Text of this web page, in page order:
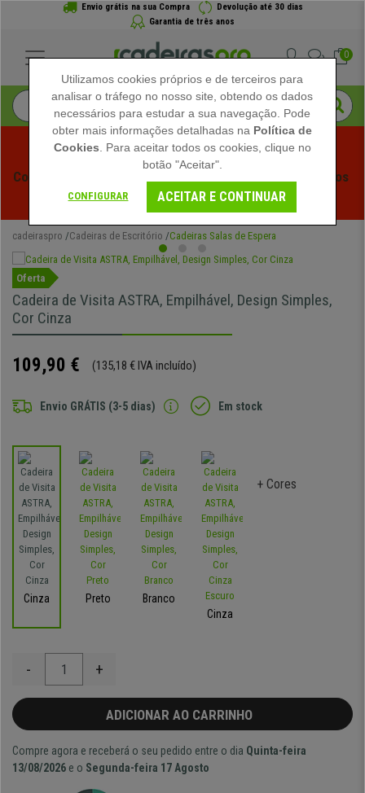
Envio grátis na sua Compra
Devolução até 30 dias
Garantia de três anos
0
Começam os Saldos de Verão em Cadeiraspro! Descontos
Exclusivos por Tempo Limitado - Ver Promoção
cadeiraspro Cadeiras de Escritório Cadeiras Salas de Espera
Oferta
Cadeira de Visita ASTRA, Empilhável, Design Simples,
Cor Cinza
109,90 € (135,18 € IVA incluído)
Envio GRÁTIS (3-5 dias) Em stock
Cinza Preto
Branco
Cinza
+ Cores
- +
ADICIONAR AO CARRINHO
Compre agora e receberá o seu pedido entre o dia Quinta-feira
13/08/2026 e o Segunda-feira 17 Agosto
Utilizamos cookies próprios e de terceiros para
analisar o tráfego no nosso site, obtendo os dados
necessários para estudar a sua navegação. Pode
obter mais informações detalhadas na Política de
Cookies . Para aceitar todos os cookies, clique no
botão "Aceitar".
CONFIGURAR ACEITAR E CONTINUAR